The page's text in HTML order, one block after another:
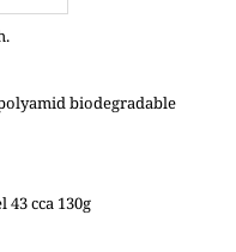
biodegradable
cca 130g